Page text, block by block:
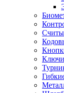
Ключи